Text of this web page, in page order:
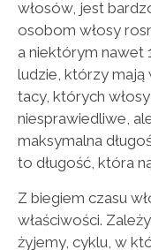
włosów, jest
osobom włosy
a niektórym nawet
ludzie, którzy mają
tacy, których
niesprawiedliwe,
maksymalna
to długość, która
Z biegiem czasu
właściwości.
żyjemy, cyklu, w